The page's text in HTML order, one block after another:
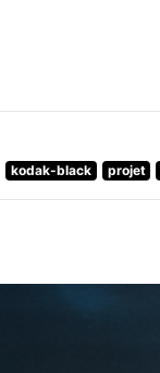
kodak-black projet